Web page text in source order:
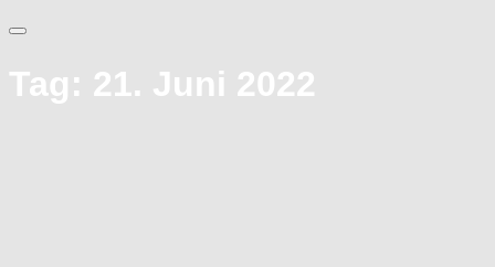
Tag: 21. Juni 2022